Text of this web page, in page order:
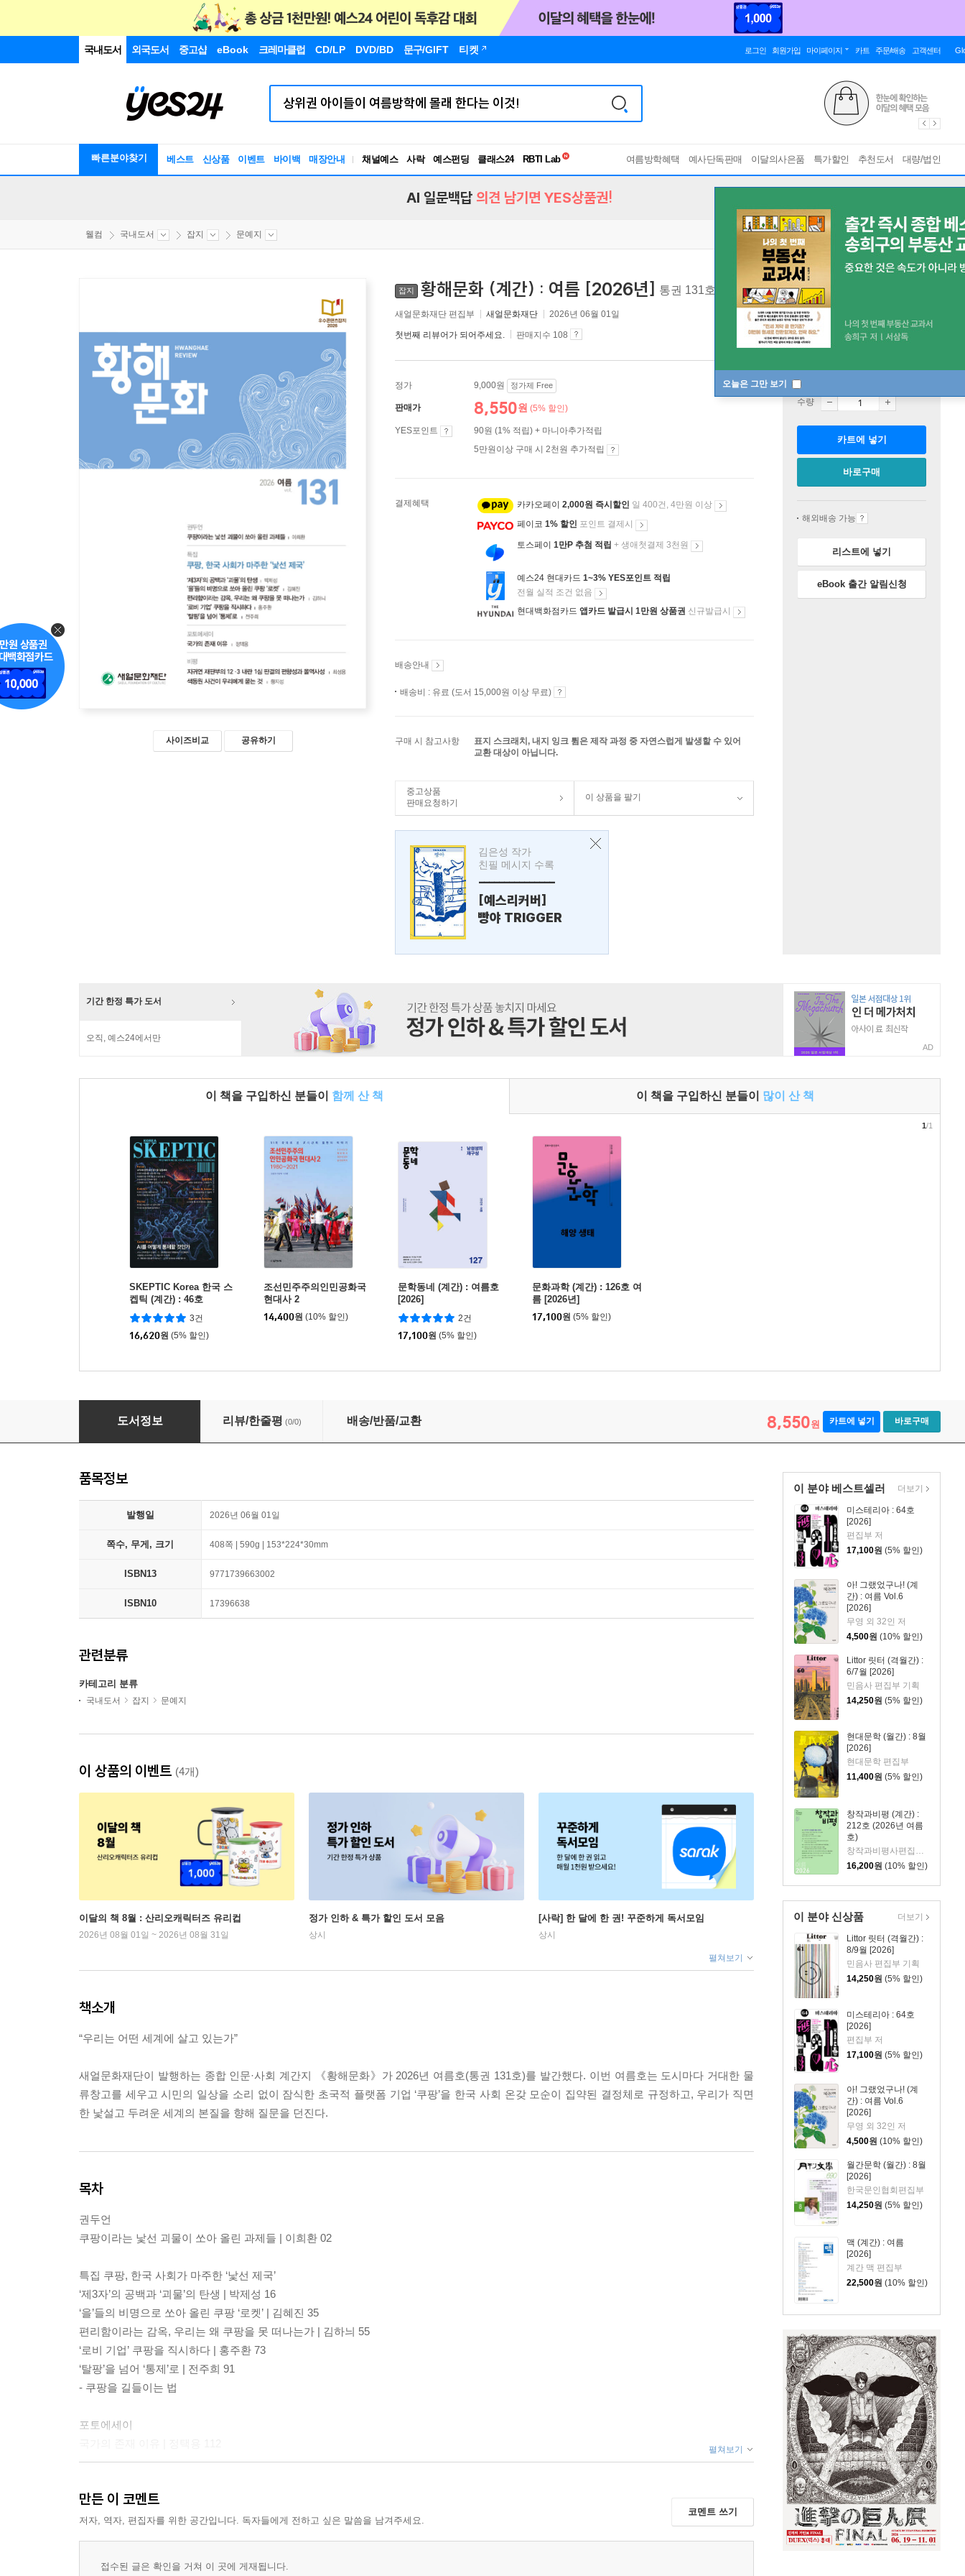
국내도서 외국도서 중고샵 eBook 크레마클럽 CD/LP DVD/BD 문구/GIFT 티켓 로그인 회원가입 마이페이지 카트 주문/배송 고객센터
빠른분야찾기 베스트 신상품 이벤트 바이백 매장안내 채널예스 사락 예스펀딩 클래스24
독서유형검사
여름방학혜택 예사단독판매 이달의사은품 특가할인 추천도서 대량/법인
오늘은 그만 보기
AI 일문백답 의견 남기면 YES상품권!
웰컴 국내도서 잡지 문예지
사이즈비교 공유하기
잡지 황해문화 (계간) : 여름 [2026년] 통권 131호
새얼문화재단 편집부 새얼문화재단 2026년 06월 01일
첫번째 리뷰어가 되어주세요. 판매지수 108
정가 9,000원 정가제 Free
판매가 8,550원 (5% 할인)
YES포인트
90원 (1% 적립) + 마니아추가적립
5만원이상 구매 시 2천원 추가적립
결제혜택 카카오페이 2,000원 즉시할인 일 400건, 4만원 이상
페이코 1% 할인 포인트 결제시
토스페이 1만P 추첨 적립 + 생애첫결제 3천원
예스24 현대카드 1~3% YES포인트 적립
전월 실적 조건 없음
현대백화점카드 앱카드 발급시 1만원 상품권 신규발급시
배송안내
배송비 : 유료 (도서 15,000원 이상 무료)
구매 시 참고사항
표지 스크래치, 내지 잉크 튐은 제작 과정 중 자연스럽게 발생할 수 있어
교환 대상이 아닙니다.
중고상품
판매요청하기
이 상품을 팔기
김은성 작가
친필 메시지 수록
---------------
[예스리커버]
빵야 TRIGGER
판매중
수량
카트에 넣기
바로구매
해외배송 가능
리스트에 넣기
eBook 출간 알림신청
기간 한정 특가 도서
오직, 예스24에서만
AD
이 책을 구입하신 분들이 함께 산 책 이 책을 구입하신 분들이 많이 산 책
SKEPTIC Korea 한국 스
켑틱 (계간) : 46호
3건
16,620원 (5% 할인)
조선민주주의인민공화국
현대사 2
14,400원 (10% 할인)
문학동네 (계간) : 여름호
[2026]
2건
17,100원 (5% 할인)
문화과학 (계간) : 126호 여
름 [2026년]
17,100원 (5% 할인)
1/1
황해문화 (계간) : 여름 [2026년]
도서정보 리뷰/한줄평 (0/0) 배송/반품/교환 8,550원 카트에 넣기 바로구매
이 분야 베스트셀러
미스테리아 : 64호
[2026]
편집부 저
17,100원 (5% 할인)
아! 그랬었구나! (계
간) : 여름 Vol.6
[2026]
무영 외 32인 저
4,500원 (10% 할인)
Littor 릿터 (격월간) :
6/7월 [2026]
민음사 편집부 기획
14,250원 (5% 할인)
현대문학 (월간) : 8월
[2026]
현대문학 편집부
11,400원 (5% 할인)
창작과비평 (계간) :
212호 (2026년 여름
호)
창작과비평사편집부 편
16,200원 (10% 할인)
더보기
이 분야 신상품
Littor 릿터 (격월간) :
8/9월 [2026]
민음사 편집부 기획
14,250원 (5% 할인)
미스테리아 : 64호
[2026]
편집부 저
17,100원 (5% 할인)
아! 그랬었구나! (계
간) : 여름 Vol.6
[2026]
무영 외 32인 저
4,500원 (10% 할인)
월간문학 (월간) : 8월
[2026]
한국문인협회편집부
14,250원 (5% 할인)
맥 (계간) : 여름
[2026]
계간 맥 편집부
22,500원 (10% 할인)
더보기
품목정보
발행일 2026년 06월 01일
쪽수, 무게, 크기 408쪽 | 590g | 153*224*30mm
ISBN13 9771739663002
ISBN10 17396638
관련분류
카테고리 분류
국내도서 잡지 문예지
이 상품의 이벤트 (4개)
이달의 책 8월 : 산리오캐릭터즈 유리컵
2026년 08월 01일 ~ 2026년 08월 31일
정가 인하 & 특가 할인 도서 모음
상시
[사락] 한 달에 한 권! 꾸준하게 독서모임
상시
펼쳐보기
책소개
“우리는 어떤 세계에 살고 있는가”
새얼문화재단이 발행하는 종합 인문·사회 계간지 《황해문화》가 2026년 여름호(통권 131호)를 발간했다. 이번 여름호는 도시마다 거대한 물
류창고를 세우고 시민의 일상을 소리 없이 잠식한 초국적 플랫폼 기업 ‘쿠팡’을 한국 사회 온갖 모순이 집약된 결정체로 규정하고, 우리가 직면
한 낯설고 두려운 세계의 본질을 향해 질문을 던진다.
목차
권두언
쿠팡이라는 낯선 괴물이 쏘아 올린 과제들 | 이희환 02
특집 쿠팡, 한국 사회가 마주한 ‘낯선 제국’
‘제3자’의 공백과 ‘괴물’의 탄생 | 박제성 16
‘을’들의 비명으로 쏘아 올린 쿠팡 ‘로켓’ | 김혜진 35
편리함이라는 감옥, 우리는 왜 쿠팡을 못 떠나는가 | 김하늬 55
‘로비 기업’ 쿠팡을 직시하다 | 홍주환 73
‘탈팡’을 넘어 ‘통제’로 | 전주희 91
- 쿠팡을 길들이는 법
포토에세이
시 | 나희덕·박소란·이원하·마윤지 134
소설 | 죽이는 사람 | 최정화 155
펼쳐보기
만든 이 코멘트
저자, 역자, 편집자를 위한 공간입니다. 독자들에게 전하고 싶은 말씀을 남겨주세요.
코멘트 쓰기
접수된 글은 확인을 거쳐 이 곳에 게재됩니다.